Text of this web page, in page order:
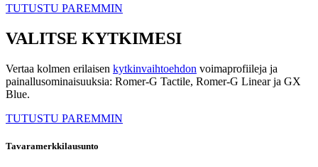
TUTUSTU PAREMMIN
VALITSE KYTKIMESI
Vertaa kolmen erilaisen kytkinvaihtoehdon voimaprofiileja ja
painallusominaisuuksia: Romer-G Tactile, Romer-G Linear ja GX
Blue.
TUTUSTU PAREMMIN
Tavaramerkkilausunto